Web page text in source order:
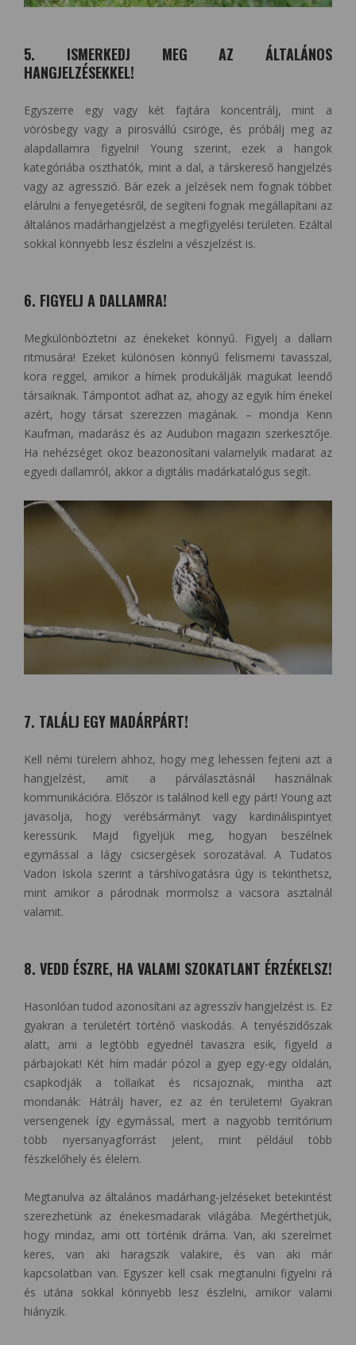
5. ISMERKEDJ MEG AZ ÁLTALÁNOS
HANGJELZÉSEKKEL!
Egyszerre egy vagy két fajtára koncentrálj, mint a
vörösbegy vagy a pirosvállú csiröge, és próbálj meg az
alapdallamra figyelni! Young szerint, ezek a hangok
kategóriába oszthatók, mint a dal, a társkereső hangjelzés
vagy az agresszió. Bár ezek a jelzések nem fognak többet
elárulni a fenyegetésről, de segíteni fognak megállapítani az
általános madárhangjelzést a megfigyelési területen. Ezáltal
sokkal könnyebb lesz észlelni a vészjelzést is.
6. FIGYELJ A DALLAMRA!
Megkülönböztetni az énekeket könnyű. Figyelj a dallam
ritmusára! Ezeket különösen könnyű felismerni tavasszal,
kora reggel, amikor a hímek produkálják magukat leendő
társaiknak. Támpontot adhat az, ahogy az egyik hím énekel
azért, hogy társat szerezzen magának. ­­– mondja Kenn
Kaufman, madarász és az Audubon magazin szerkesztője.
Ha nehézséget okoz beazonosítani valamelyik madarat az
egyedi dallamról, akkor a digitális madárkatalógus segít.
7. TALÁLJ EGY MADÁRPÁRT!
Kell némi türelem ahhoz, hogy meg lehessen fejteni azt a
hangjelzést, amit a párválasztásnál használnak
kommunikációra. Először is találnod kell egy párt! Young azt
javasolja, hogy verébsármányt vagy kardinálispintyet
keressünk. Majd figyeljük meg, hogyan beszélnek
egymással a lágy csicsergések sorozatával. A Tudatos
Vadon Iskola szerint a társhívogatásra úgy is tekinthetsz,
mint amikor a párodnak mormolsz a vacsora asztalnál
valamit.
8. VEDD ÉSZRE, HA VALAMI SZOKATLANT ÉRZÉKELSZ!
Hasonlóan tudod azonosítani az agresszív hangjelzést is. Ez
gyakran a területért történő viaskodás. A tenyészidőszak
alatt, ami a legtöbb egyednél tavaszra esik, figyeld a
párbajokat! Két hím madár pózol a gyep egy-egy oldalán,
csapkodják a tollaikat és ricsajoznak, mintha azt
mondanák: Hátrálj haver, ez az én területem! Gyakran
versengenek így egymással, mert a nagyobb territórium
több nyersanyagforrást jelent, mint például több
fészkelőhely és élelem.
Megtanulva az általános madárhang-jelzéseket betekintést
szerezhetünk az énekesmadarak világába. Megérthetjük,
hogy mindaz, ami ott történik dráma. Van, aki szerelmet
keres, van aki haragszik valakire, és van aki már
kapcsolatban van. Egyszer kell csak megtanulni figyelni rá
és utána sokkal könnyebb lesz észlelni, amikor valami
hiányzik.